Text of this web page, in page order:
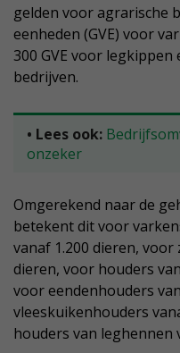
gelden voor agrarische
eenheden (GVE) voor
300 GVE voor legkippen
bedrijven.
• Lees ook:
onzeker
Omgerekend naar de
betekent dit voor
vanaf 1.200 dieren,
dieren, voor houders
voor eendenhouders
vleeskuikenhouders
houders van leghennen